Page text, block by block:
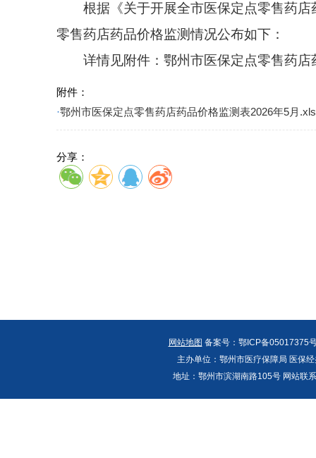
根据《关于开展全市医保定点零售药店
零售药店药品价格监测情况公布如下：
详情见附件：鄂州市医保定点零售药店
附件：
·鄂州市医保定点零售药店药品价格监测表2026年5月
分享：
网站地图 备案号：鄂ICP备05017375
主办单位：鄂州市医疗保障局 医保
地址：鄂州市滨湖南路105号 网站